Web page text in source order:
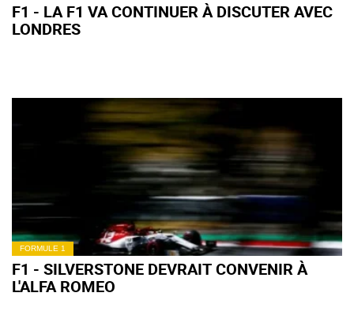
F1 - LA F1 VA CONTINUER À DISCUTER AVEC
LONDRES
FORMULE 1
F1 - SILVERSTONE DEVRAIT CONVENIR À
L'ALFA ROMEO